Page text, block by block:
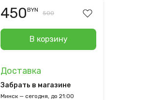
450BYN 500
В корзину
Доставка
Забрать в магазине
Минск — сегодня, до 21:00